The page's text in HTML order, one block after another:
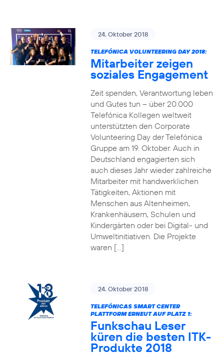
24. Oktober 2018
TELEFÓNICA VOLUNTEERING DAY 2018:
Mitarbeiter zeigen
soziales Engagement
Zeit spenden, Verantwortung leben
und Gutes tun – über 20.000
Telefónica Kollegen weltweit
unterstützten den Corporate
Volunteering Day der Telefónica
Gruppe am 19. Oktober. Auch in
Deutschland engagierten sich
auch dieses Jahr wieder zahlreiche
Mitarbeiter mit handwerklichen
Tätigkeiten, Aktionen mit
Menschen aus Altenheimen,
Krankenhäusern, Schulen und
Kindergärten oder bei Digital- und
Umweltinitiativen. Die Projekte
waren […]
24. Oktober 2018
TELEFÓNICAS SMART CENTER
PLATTFORM ERNEUT AUF PLATZ 1:
Funkschau Leser
küren die besten ITK-
Produkte 2018